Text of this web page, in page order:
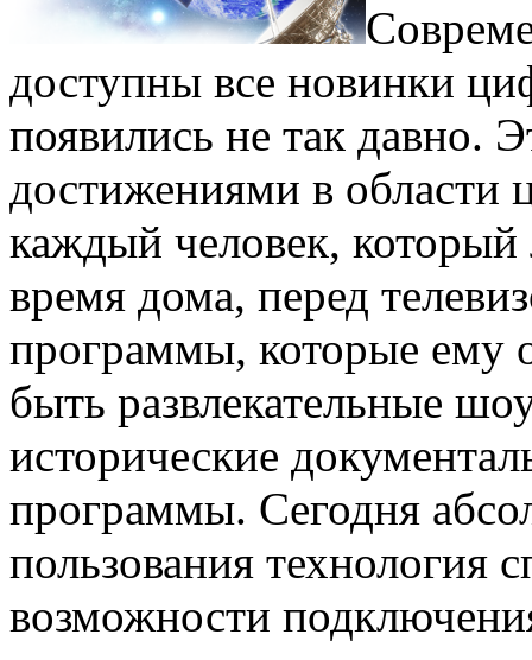
доступны все новинки
появились не так давно.
достижениями в области
каждый человек,
время дома, перед
программы, которые ему
быть развлекательные
исторические
программы. Сегодня
пользования технология
возможности